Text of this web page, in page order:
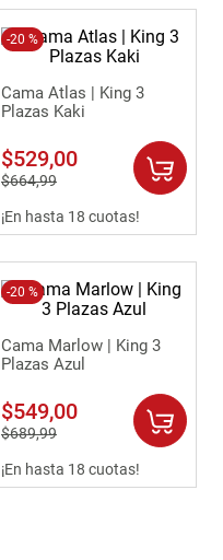
-20 %
Cama Atlas | King 3
Plazas Kaki
$529,00
$664,99
¡En hasta 18 cuotas!
-20 %
Cama Marlow | King 3
Plazas Azul
$549,00
$689,99
¡En hasta 18 cuotas!